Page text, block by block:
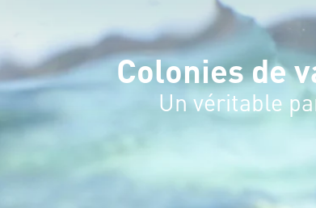
Colonies de
Un véritable